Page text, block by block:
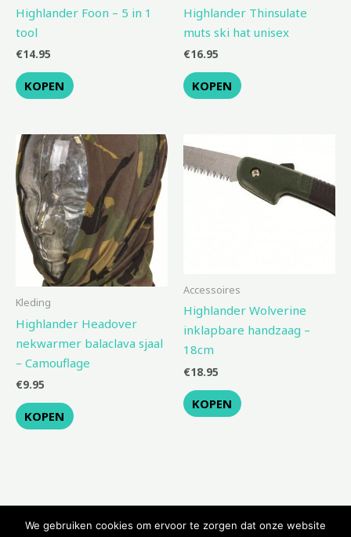
Highlander Foon – 5 in 1
tool
€14.95
KOPEN
Highlander Thinsulate
muts ski hat unisex
€16.95
KOPEN
Kleding
Highlander Headover
nekwarmer balaclava sjaal
– Camouflage
€9.95
KOPEN
Accessoires
Highlander Wolverine
inklapbare handzaag –
18cm
€18.95
KOPEN
We gebruiken cookies om ervoor te zorgen dat onze website